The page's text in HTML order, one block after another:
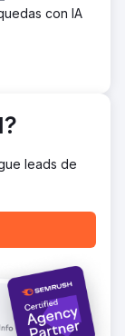
con IA
leads de